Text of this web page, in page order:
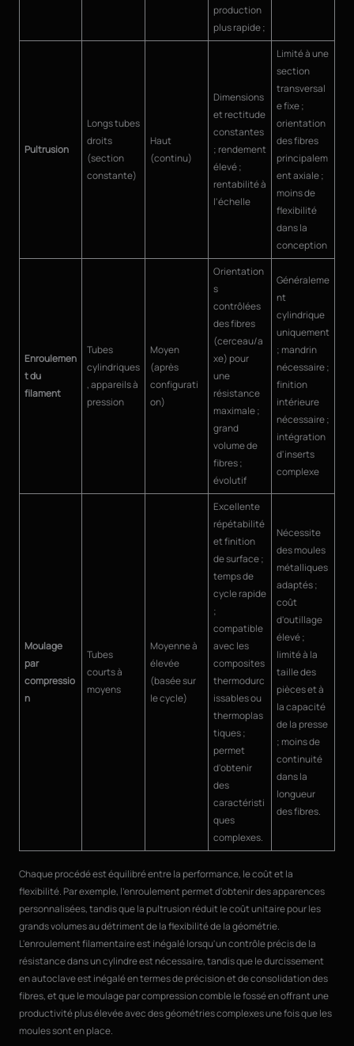
production
plus rapide ;
Pultrusion
Longs tubes
droits
(section
constante)
Haut
(continu)
Dimensions
et rectitude
constantes
; rendement
élevé ;
rentabilité à
l'échelle
Limité à une
section
transversal
e fixe ;
orientation
des fibres
principalem
ent axiale ;
moins de
flexibilité
dans la
conception
Enroulemen
t du
filament
Tubes
cylindriques
, appareils à
pression
Moyen
(après
configurati
on)
Orientation
s
contrôlées
des fibres
(cerceau/a
xe) pour
une
résistance
maximale ;
grand
volume de
fibres ;
évolutif
Généraleme
nt
cylindrique
uniquement
; mandrin
nécessaire ;
finition
intérieure
nécessaire ;
intégration
d'inserts
complexe
Moulage
par
compressio
n
Tubes
courts à
moyens
Moyenne à
élevée
(basée sur
le cycle)
Excellente
répétabilité
et finition
de surface ;
temps de
cycle rapide
;
compatible
avec les
composites
thermodurc
issables ou
thermoplas
tiques ;
permet
d'obtenir
des
caractéristi
ques
complexes.
Nécessite
des moules
métalliques
adaptés ;
coût
d'outillage
élevé ;
limité à la
taille des
pièces et à
la capacité
de la presse
; moins de
continuité
dans la
longueur
des fibres.
Chaque procédé est équilibré entre la performance, le coût et la
flexibilité. Par exemple, l'enroulement permet d'obtenir des apparences
personnalisées, tandis que la pultrusion réduit le coût unitaire pour les
grands volumes au détriment de la flexibilité de la géométrie.
L'enroulement filamentaire est inégalé lorsqu'un contrôle précis de la
résistance dans un cylindre est nécessaire, tandis que le durcissement
en autoclave est inégalé en termes de précision et de consolidation des
fibres, et que le moulage par compression comble le fossé en offrant une
productivité plus élevée avec des géométries complexes une fois que les
moules sont en place.